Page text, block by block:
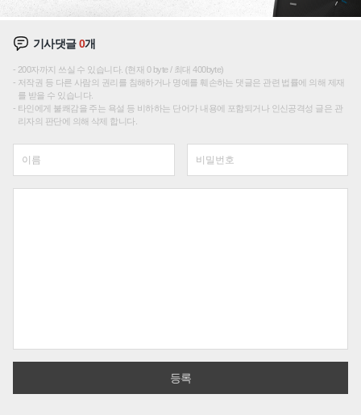
기사댓글0개
200자까지 쓰실 수 있습니다. (현재 0 byte / 최대 400byte)
저작권 등 다른 사람의 권리를 침해하거나 명예를 훼손하는 댓글은 관련 법률에 의해 제재
를 받을 수 있습니다.
타인에게 불쾌감을 주는 욕설 등 비하하는 단어가 내용에 포함되거나 인신공격성 글은 관
리자의 판단에 의해 삭제 합니다.